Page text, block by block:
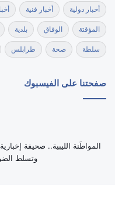
أخبار دولية أخبار فنية
المؤقتة الوفاق بلدية
سلطة صحة طرابلس
صفحتنا على الفيسبوك
‏المواطَنة الليبية.. صحيفة
وتسلط